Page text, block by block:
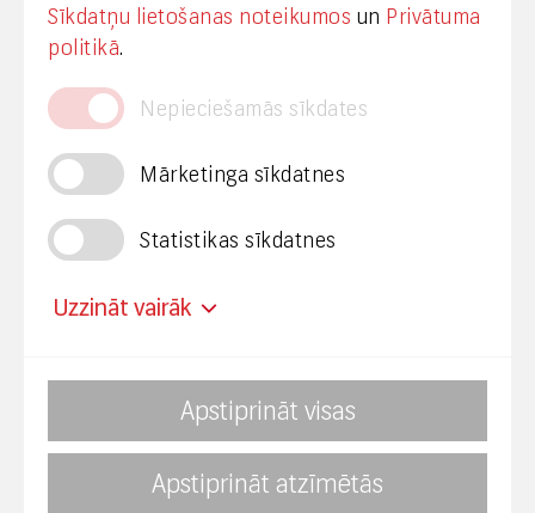
Sīkdatņu lietošanas noteikumos un Privātuma
politikā.
Nepieciešamās sīkdates
Mārketinga sīkdatnes
Statistikas sīkdatnes
Uzzināt vairāk
Avots Termiņš
Facebook.com 3
Apstiprināt visas
Apstiprināt atzīmētās
© VAS Latvijas Valsts radio un televīzijas centrs,
Privātuma politika
Piekļūstamība
Par korupciju aicinām ziņot KNAB: Bezmaksas